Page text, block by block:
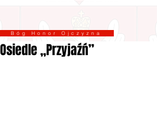
Honor Ojczyzna
Osiedle „Przyjaźń”